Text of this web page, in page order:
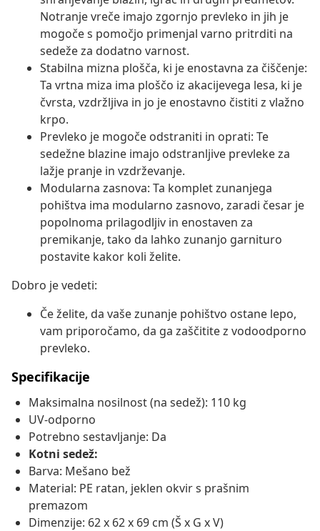
Notranje vreče imajo zgornjo prevleko in jih je
mogoče s pomočjo primenjal varno pritrditi na
sedeže za dodatno varnost.
Stabilna mizna plošča, ki je enostavna za čiščenje:
Ta vrtna miza ima ploščo iz akacijevega lesa, ki je
čvrsta, vzdržljiva in jo je enostavno čistiti z vlažno
krpo.
Prevleko je mogoče odstraniti in oprati: Te
sedežne blazine imajo odstranljive prevleke za
lažje pranje in vzdrževanje.
Modularna zasnova: Ta komplet zunanjega
pohištva ima modularno zasnovo, zaradi česar je
popolnoma prilagodljiv in enostaven za
premikanje, tako da lahko zunanjo garnituro
postavite kakor koli želite.
Dobro je vedeti:
Če želite, da vaše zunanje pohištvo ostane lepo,
vam priporočamo, da ga zaščitite z vodoodporno
prevleko.
Specifikacije
Maksimalna nosilnost (na sedež): 110 kg
UV-odporno
Potrebno sestavljanje: Da
Kotni sedež:
Barva: Mešano bež
Material: PE ratan, jeklen okvir s prašnim
premazom
Dimenzije: 62 x 62 x 69 cm (Š x G x V)